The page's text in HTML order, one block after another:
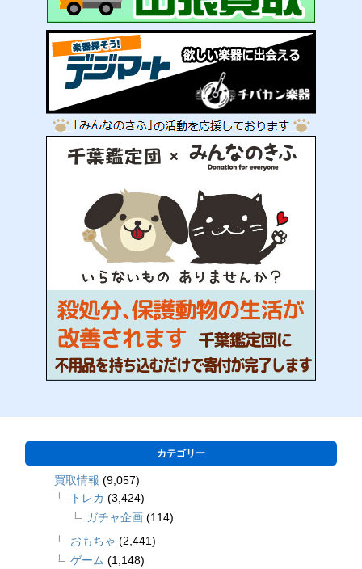
カテゴリー
買取情報 (9,057)
トレカ (3,424)
ガチャ企画 (114)
おもちゃ (2,441)
ゲーム (1,148)